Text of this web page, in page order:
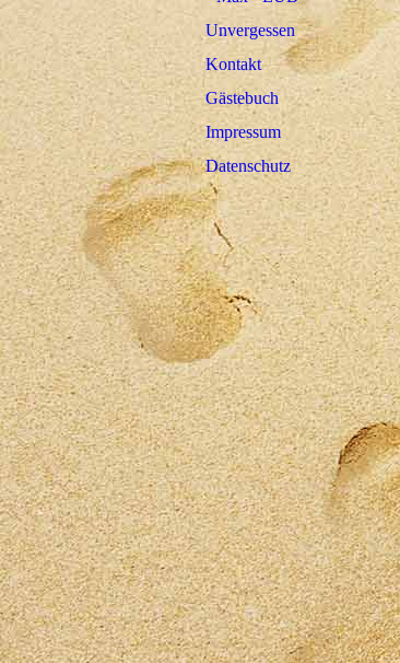
Unvergessen
Kontakt
Gästebuch
Impressum
Datenschutz